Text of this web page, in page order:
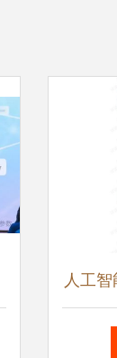
人工
从